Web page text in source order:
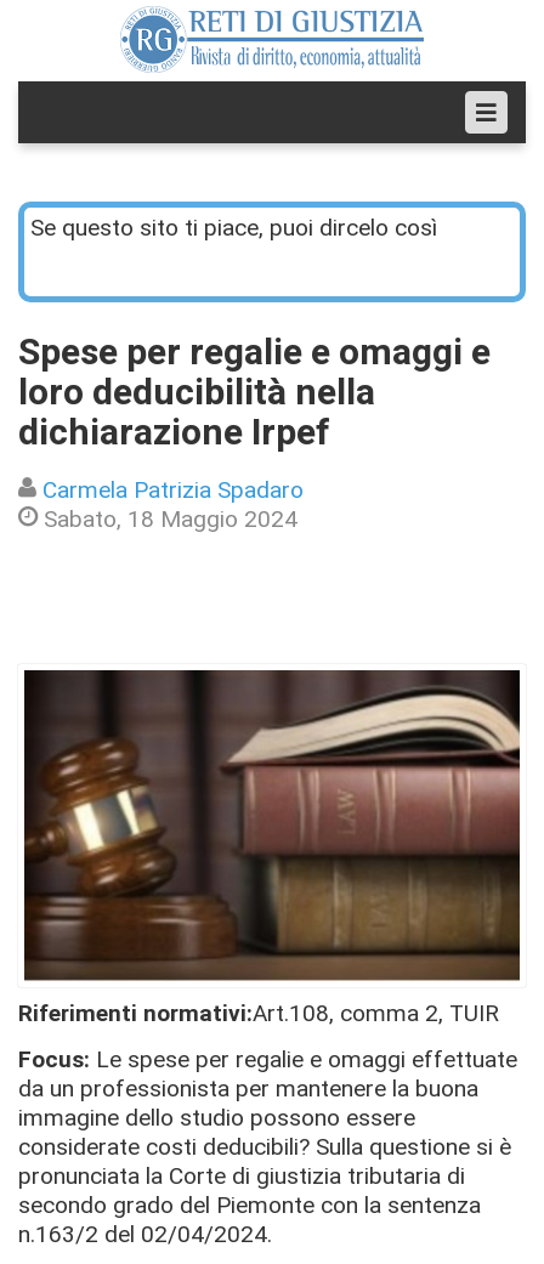
Se questo sito ti piace, puoi dircelo così
Spese per regalie e omaggi e
loro deducibilità nella
dichiarazione Irpef
Carmela Patrizia Spadaro
Sabato, 18 Maggio 2024
Riferimenti normativi:Art.108, comma 2, TUIR
Focus: Le spese per regalie e omaggi effettuate
da un professionista per mantenere la buona
immagine dello studio possono essere
considerate costi deducibili? Sulla questione si è
pronunciata la Corte di giustizia tributaria di
secondo grado del Piemonte con la sentenza
n.163/2 del 02/04/2024.